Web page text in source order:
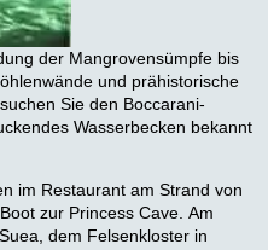
der Mangrovensümpfe bis
und prähistorische
Sie den Boccarani-
Wasserbecken bekannt
im Restaurant am Strand von
zur Princess Cave. Am
dem Felsenkloster in